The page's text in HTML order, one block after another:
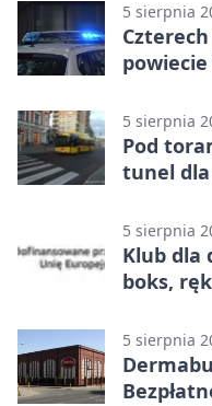
5 sierpnia
powiecie
5 sierpnia
Pod
tunel
5 sierpnia
Klub dla
boks,
5 sierpnia